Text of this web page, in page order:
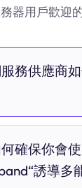
器用戶歡迎
務供應商
確保你會
誘導多